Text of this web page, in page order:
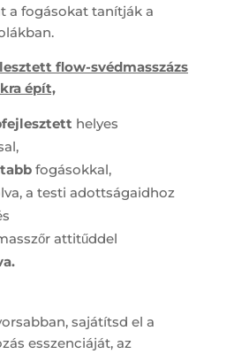
a fogásokat tanítják a
flow-svédmasszázs
épít,
helyes
fogásokkal,
a testi adottságaidhoz
attitűddel
sajátítsd el a
esszenciáját, az